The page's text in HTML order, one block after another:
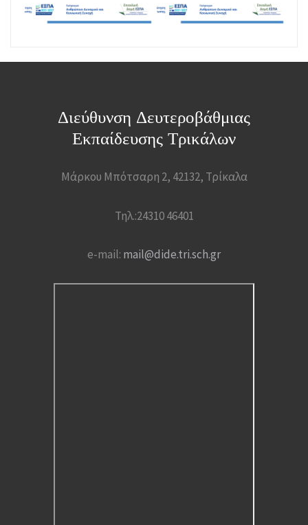
Διεύθυνση Δευτεροβάθμιας
Εκπαίδευσης Τρικάλων
Μάρκου Μπότσαρη 2, 42132, Τρίκαλα
Τηλ.:24310 46401
e-mail: mail@dide.tri.sch.gr